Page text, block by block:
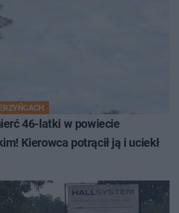
46-latki w powiecie
Kierowca potrącił ją i uciekł